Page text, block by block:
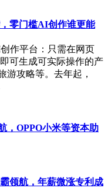
零门槛AI创作谁更能
作平台：只需在网页
可生成可实际操作的产
游攻略等。去年起，
，OPPO小米等资本助
领航，年薪微涨专利成